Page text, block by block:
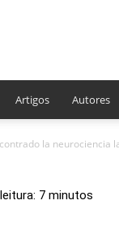
Artigos Autores
la neurociencia